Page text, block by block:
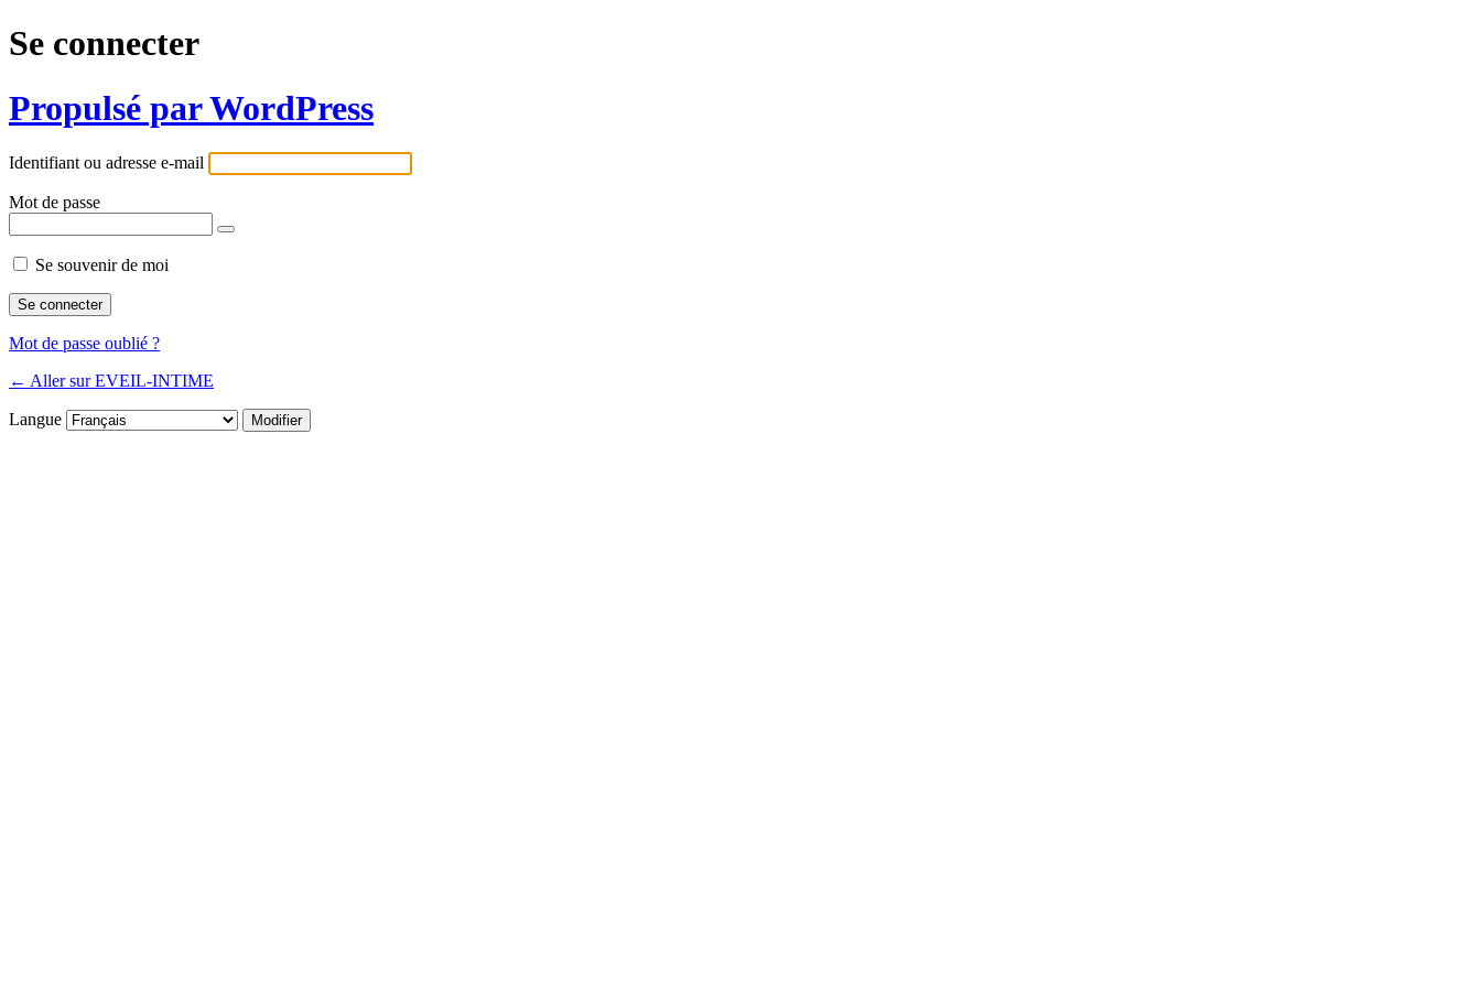
Se connecter
Propulsé par WordPress
Identifiant ou adresse e-mail
Mot de passe
Se souvenir de moi
Mot de passe oublié ?
← Aller sur EVEIL-INTIME
Langue